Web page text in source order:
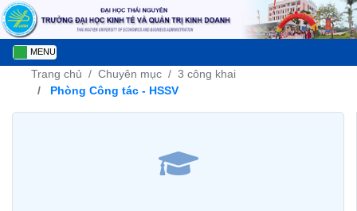
MENU
Trang chủ Chuyên mục
3 công khai
Phòng Công tác - HSSV